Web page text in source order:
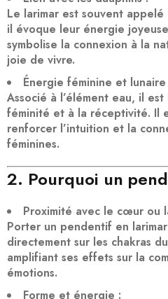
Le larimar est souvent
il évoque leur énergie
symbolise la connexion à la
joie de vivre.
Énergie féminine et lunaire
Associé à l’élément eau, il est
féminité et à la réceptivité. Il
renforcer l’intuition et la
féminines.
2. Pourquoi un
Proximité avec le cœur ou
Porter un pendentif en
directement sur les chakras
amplifiant ses effets sur la
émotions.
Forme et énergie :